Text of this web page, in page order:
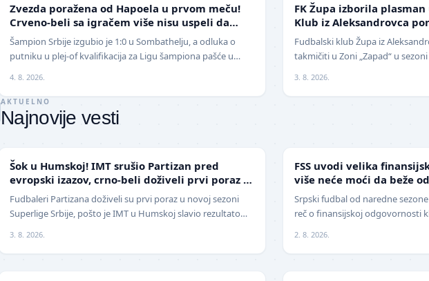
Zvezda poražena od Hapoela u prvom meču!
Crveno-beli sa igračem više nisu uspeli da
izbegnu poraz
Šampion Srbije izgubio je 1:0 u Sombathelju, a odluka o
putniku u plej-of kvalifikacija za Ligu šampiona pašće u
4. 8. 2026.
FK Župa izborila plasman
Klub iz Aleksandrovca
Fudbalski klub Župa iz
takmičiti u Zoni „Zapad“ u
3. 8. 2026.
AKTUELNO
Najnovije vesti
Šok u Humskoj! IMT srušio Partizan pred
evropski izazov, crno-beli doživeli prvi poraz u
sezoni
Fudbaleri Partizana doživeli su prvi poraz u novoj sezoni
Superlige Srbije, pošto je IMT u Humskoj slavio rezultatom
3. 8. 2026.
FSS uvodi velika
više neće moći da beže
Srpski fudbal od naredne
reč o finansijskoj odgovornosti
2. 8. 2026.